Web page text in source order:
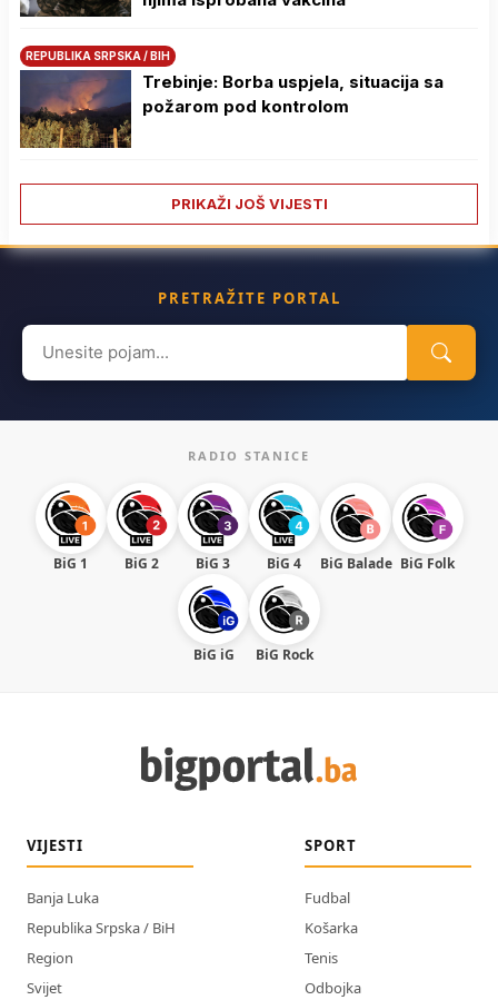
REPUBLIKA SRPSKA / BIH
Trebinje: Borba uspjela, situacija sa
požarom pod kontrolom
PRIKAŽI JOŠ VIJESTI
PRETRAŽITE PORTAL
Search
for:
RADIO STANICE
BiG 1 BiG 2 BiG 3 BiG 4 BiG Balade BiG Folk
BiG iG BiG Rock
VIJESTI
Banja Luka
Republika Srpska / BiH
Region
Svijet
SPORT
Fudbal
Košarka
Tenis
Odbojka